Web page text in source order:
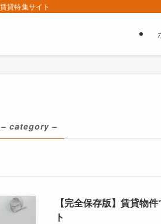
貸特集サイト
– category –
【完全保存版】賃貸物
ト